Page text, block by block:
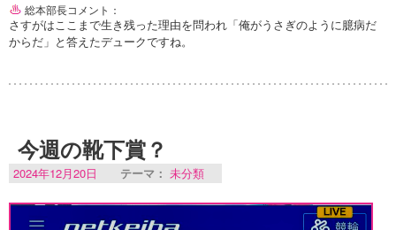
総本部長コメント：
さすがはここまで生き残った理由を問われ「俺がうさぎのように臆病だ
からだ」と答えたデュークですね。
今週の靴下賞？
2024年12月20日 テーマ： 未分類